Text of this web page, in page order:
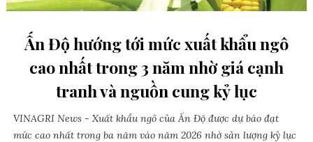
Ấn Độ hướng tới mức xuất khẩu ngô
cao nhất trong 3 năm nhờ giá cạnh
tranh và nguồn cung kỷ lục
VINAGRI News - Xuất khẩu ngô của Ấn Độ được dự báo đạt
mức cao nhất trong ba năm vào năm 2026 nhờ sản lượng kỷ lục